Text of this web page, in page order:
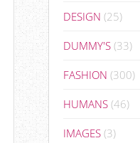
DESIGN (25)
DUMMY'S (33)
FASHION (300)
HUMANS (46)
IMAGES (3)